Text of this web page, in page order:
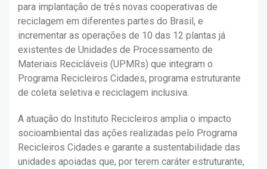
para implantação de três novas cooperativas de
reciclagem em diferentes partes do Brasil, e
incrementar as operações de 10 das 12 plantas já
existentes de Unidades de Processamento de
Materiais Recicláveis (UPMRs) que integram o
Programa Recicleiros Cidades, programa estruturante
de coleta seletiva e reciclagem inclusiva.
A atuação do Instituto Recicleiros amplia o impacto
socioambiental das ações realizadas pelo Programa
Recicleiros Cidades e garante a sustentabilidade das
unidades apoiadas que, por terem caráter estruturante,